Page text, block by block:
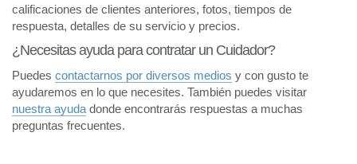
calificaciones de clientes anteriores, fotos, tiempos de
respuesta, detalles de su servicio y precios.
¿Necesitas ayuda para contratar un Cuidador?
Puedes contactarnos por diversos medios y con gusto te
ayudaremos en lo que necesites. También puedes visitar
nuestra ayuda donde encontrarás respuestas a muchas
preguntas frecuentes.